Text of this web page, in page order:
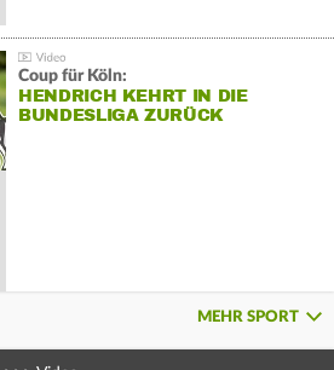
Coup für Köln:
HENDRICH KEHRT IN DIE
BUNDESLIGA ZURÜCK
MEHR SPORT